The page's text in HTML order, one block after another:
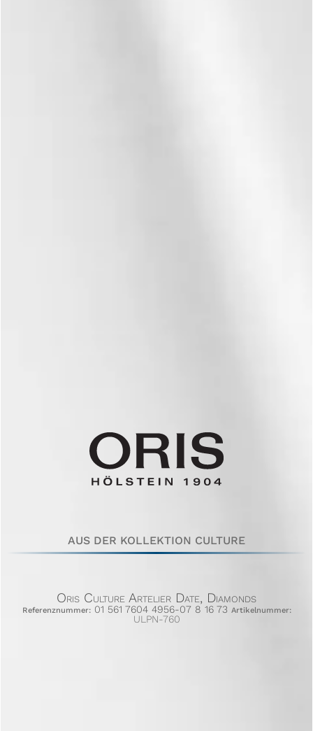
AUS DER KOLLEKTION CULTURE
Oris Culture Artelier Date, Diamonds
Referenznummer: 01 561 7604 4956-07 8 16 73 Artikelnummer:
ULPN-760